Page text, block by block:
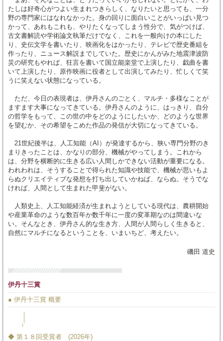
たしは好奇心がつよい生まれつきらしく、なりたいと思っても、一分
野の専門家にはなれなかった。身の回りに面白いことがいっぱい見つ
かって、あれもこれも、やりたくなってしまう性分で、気がつけば、
古文書解読や学術論文執筆だけでなく、これを一般向けの本にした
り、史伝文学を書いたり、映画化をはかったり、テレビで歴史番組を
作ったり、ニュース解説までしていた。歴史にかんがみた地震津波防
災の研究もやれば、狂言を書いて国立能楽堂で上演したり、戯曲を書
いて上演したり、原作映画に役者として出演してみたり、忙しくて笑
うに笑えない状態になっている。
ただ、今日の表現者は、伊丹さんのごとく、マルチ・多様なことが
ますます大事になってきている。伊丹さんのように、はっきり、自分
の哲学をもって、この世の中をどのようにしたいか、どのような世界
を望むか、その希望をこめた作品の発信が大切になってきている。
21世紀後半は、人工知能（AI）が発達するから、狭い専門分野のき
まりきったことは、かなりの部分、機械がやってしまう。これから
は、分野を横断的に生きる広い人間しかできない活動が重要になる。
われわれは、そうすることで得られた知識や技能で、機械が思いもよ
らぬクリエイティブな発想を打ち出していかねば、ならぬ。そうでな
ければ、人間として生まれた甲斐がない。
人類史上、人工知能経済が生まれようとしている現代は、農耕開始
や産業革命のような数百年か数千年に一度の変革期なのは間違いな
い。そんなとき、伊丹さん的な生き方、人間が人間らしく生きると、
自然にマルチになるということを、いまいちど、考えたい。
磯田 道史
伊丹十三賞
● 伊丹十三賞 概要
｜
｜
↓
◆ 第１８回受賞者 (2026年)